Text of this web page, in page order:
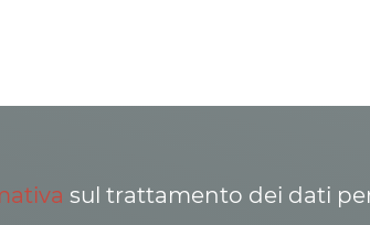
sul trattamento dei dati